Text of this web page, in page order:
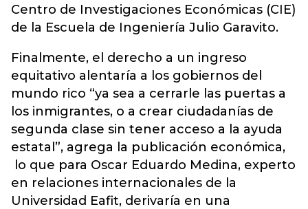
Centro de Investigaciones Económicas (CIE)
de la Escuela de Ingeniería Julio Garavito.
Finalmente, el derecho a un ingreso
equitativo alentaría a los gobiernos del
mundo rico “ya sea a cerrarle las puertas a
los inmigrantes, o a crear ciudadanías de
segunda clase sin tener acceso a la ayuda
estatal”, agrega la publicación económica,
lo que para Oscar Eduardo Medina, experto
en relaciones internacionales de la
Universidad Eafit, derivaría en una